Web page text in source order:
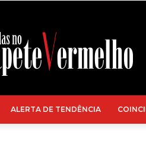
ALERTA DE TENDÊNCIA